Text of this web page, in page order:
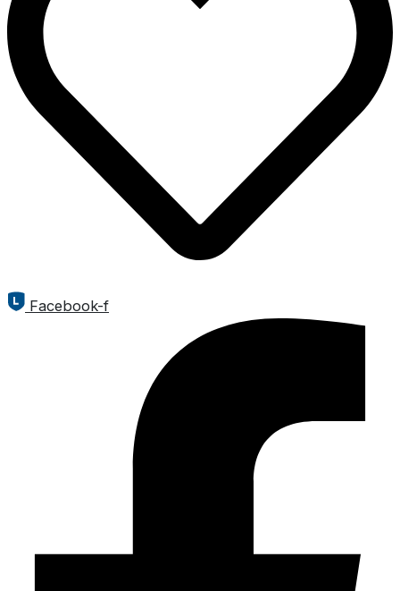
Facebook-f